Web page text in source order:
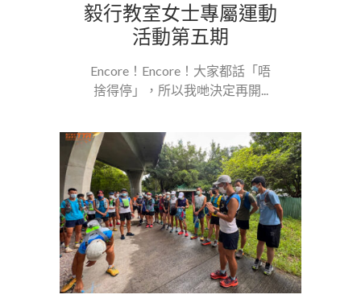
毅行教室女士專屬運動
活動第五期
Encore！Encore！大家都話「唔
捨得停」，所以我哋決定再開...